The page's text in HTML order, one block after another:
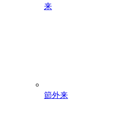
来
節外来